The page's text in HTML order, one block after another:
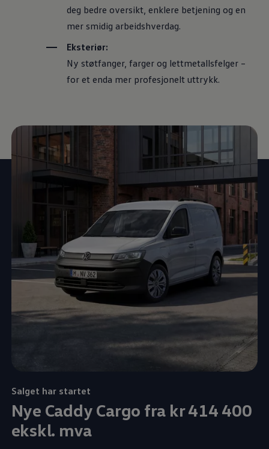
deg bedre oversikt, enklere betjening og en
mer smidig arbeidshverdag.
Eksteriør:
Ny støtfanger, farger og lettmetallsfelger –
for et enda mer profesjonelt uttrykk.
Salget har startet
Nye Caddy Cargo fra kr 414 400
ekskl. mva